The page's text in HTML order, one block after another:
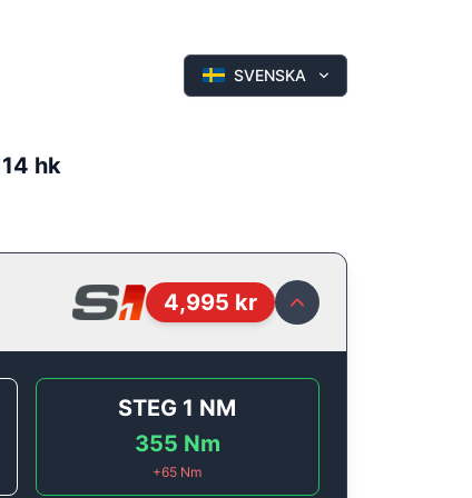
SVENSKA
hk
4,995 kr
STEG 1 NM
355 Nm
+65 Nm